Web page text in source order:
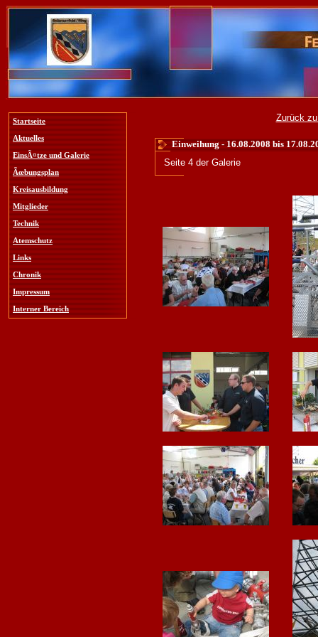
Startseite
Aktuelles
EinsÃ¤tze und Galerie
Ãœbungsplan
Kreisausbildung
Mitglieder
Technik
Atemschutz
Links
Chronik
Impressum
Interner Bereich
Zurück
Einweihung - 16.08.2008 bis
Seite 4 der Galerie